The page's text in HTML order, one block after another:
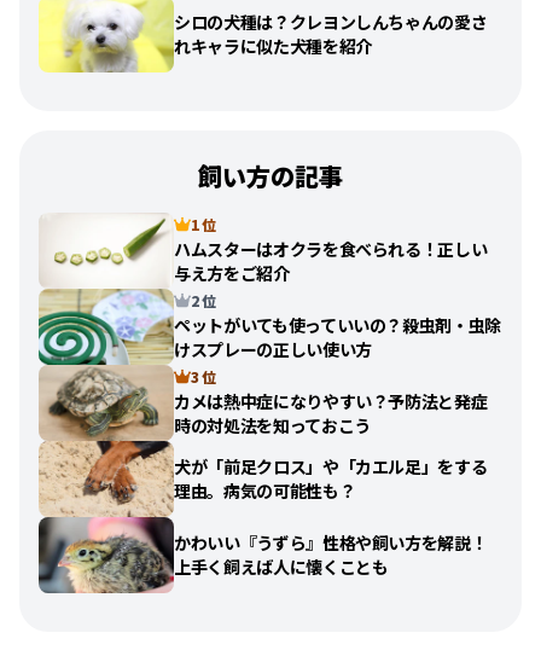
シロの犬種は？クレヨンしんちゃんの愛さ
れキャラに似た犬種を紹介
飼い方の記事
1 位
ハムスターはオクラを食べられる！正しい
与え方をご紹介
2 位
ペットがいても使っていいの？殺虫剤・虫除
けスプレーの正しい使い方
3 位
カメは熱中症になりやすい？予防法と発症
時の対処法を知っておこう
犬が「前足クロス」や「カエル足」をする
理由。病気の可能性も？
かわいい『うずら』性格や飼い方を解説！
上手く飼えば人に懐くことも